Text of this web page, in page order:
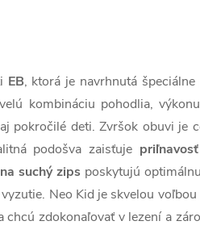
EB, ktorá je navrhnutá
kombináciu pohodlia,
pokročilé deti. Zvršok obuvi je
podošva zaisťuje priľnavosť
suchý zips poskytujú
Neo Kid je skvelou
chcú zdokonaľovať v lezení a